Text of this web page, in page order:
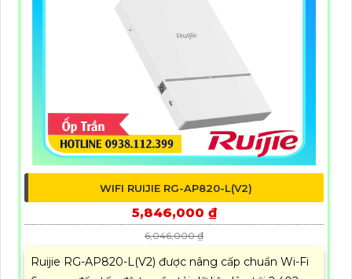
WIFI RUIJIE RG-AP820-L(V2)
5,846,000 ₫
6,046,000 ₫
Ruijie RG-AP820-L(V2) được nâng cấp chuẩn Wi-Fi